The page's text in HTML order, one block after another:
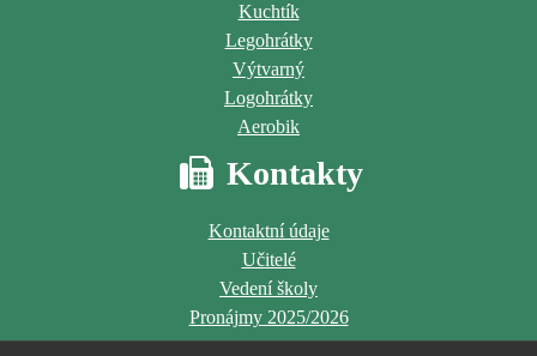
Kuchtík
Legohrátky
Výtvarný
Logohrátky
Aerobik
Kontakty
Kontaktní údaje
Učitelé
Vedení školy
Pronájmy 2025/2026